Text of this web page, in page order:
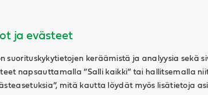
ja evästeet
suorituskykytietojen keräämistä ja analyysia sekä
napsauttamalla ”Salli kaikki” tai hallitsemalla
mitä kautta löydät myös lisätietoja